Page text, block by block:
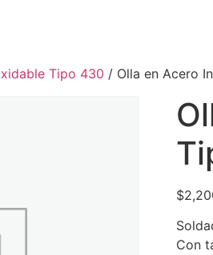
Tipo 430 / Olla en Acero
$
Con